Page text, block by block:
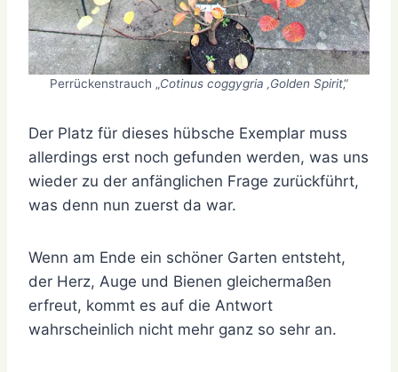
Perrückenstrauch „Cotinus coggygria ‚Golden Spirit‚“
Der Platz für dieses hübsche Exemplar muss
allerdings erst noch gefunden werden, was uns
wieder zu der anfänglichen Frage zurückführt,
was denn nun zuerst da war.
Wenn am Ende ein schöner Garten entsteht,
der Herz, Auge und Bienen gleichermaßen
erfreut, kommt es auf die Antwort
wahrscheinlich nicht mehr ganz so sehr an.